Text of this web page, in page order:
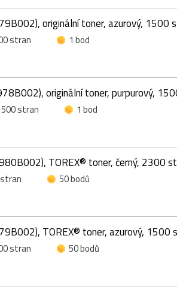
originální toner, azurový, 1500
stran
1 bod
originální toner, purpurový,
stran
1 bod
TOREX® toner, černý, 2300
50 bodů
TOREX® toner, azurový, 1500
stran
50 bodů